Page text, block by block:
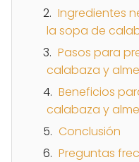
Ingredientes
la sopa de
Pasos para
calabaza y
Beneficios
calabaza y
Conclusión
Preguntas